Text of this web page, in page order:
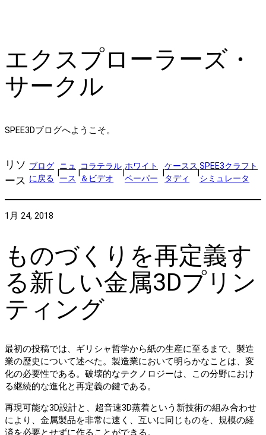
エクスプローラーズ・
サークル
SPEE3Dブログへようこそ。
リソ
ース
ブログ
に戻る
|
ニュ
ース
|
コラテラル
＆ビデオ
|
ホワイト
ペーパー
|
ケースス
タディ
|
SPEE3クラフト
シミュレータ
1月 24, 2018
ものづくりを再定義す
る新しい金属3Dプリン
ティング
最初の投稿では、ギリシャ哲学から紙の生産に至るまで、製造
業の歴史について述べた。製造業において明らかなことは、変
化の必要性である。破壊的なテクノロジーは、この分野におけ
る継続的な進化と再定義の鍵である。
再現可能な3D設計と、超音速3D蒸着という新技術の組み合わせ
により、金属製品を非常に速く、互いに同じものを、規模の経
済を必要とせずに作ることができる。